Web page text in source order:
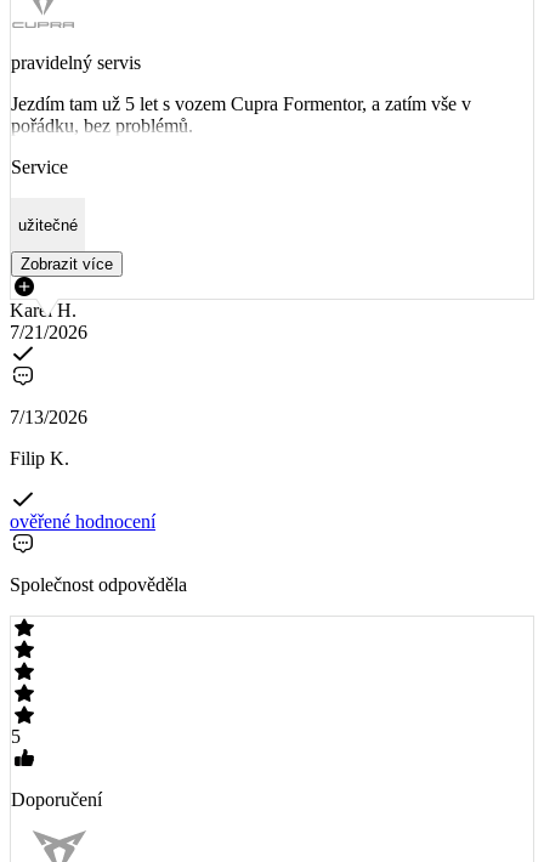
pravidelný servis
Jezdím tam už 5 let s vozem Cupra Formentor, a zatím vše v
pořádku, bez problémů.
Service
užitečné
Zobrazit více
Karel H.
7/21/2026
7/13/2026
Filip K.
ověřené hodnocení
Společnost odpověděla
5
Doporučení